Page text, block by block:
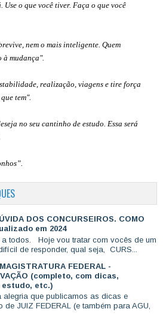
Use o que você tiver. Faça o que você
nem o mais inteligente. Quem
à mudança".
realização, viagens e tire força
tem".
no seu cantinho de estudo. Essa será
DOS CONCURSEIROS. COMO
em 2024
todos. Hoje vou tratar com vocês de um
de responder, qual seja, CURS...
FEDERAL -
(completo, com dicas,
etc.)
alegria que publicamos as dicas e
JUIZ FEDERAL (e também para AGU,